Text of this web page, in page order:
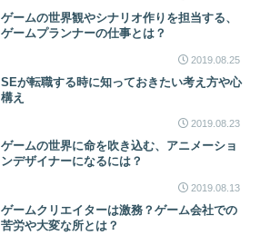
ゲームの世界観やシナリオ作りを担当する、
ゲームプランナーの仕事とは？
2019.08.25
SEが転職する時に知っておきたい考え方や心
構え
2019.08.23
ゲームの世界に命を吹き込む、アニメーショ
ンデザイナーになるには？
2019.08.13
ゲームクリエイターは激務？ゲーム会社での
苦労や大変な所とは？